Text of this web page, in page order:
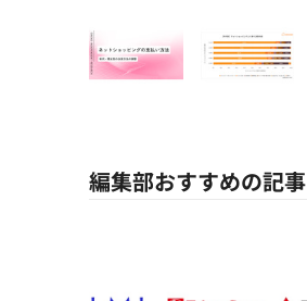
編集部おすすめの記事